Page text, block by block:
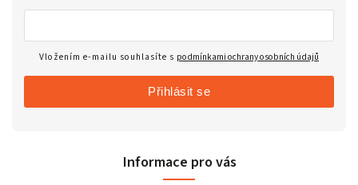
Vložením e-mailu souhlasíte s podmínkami ochrany osobních údajů
Přihlásit se
Informace pro vás